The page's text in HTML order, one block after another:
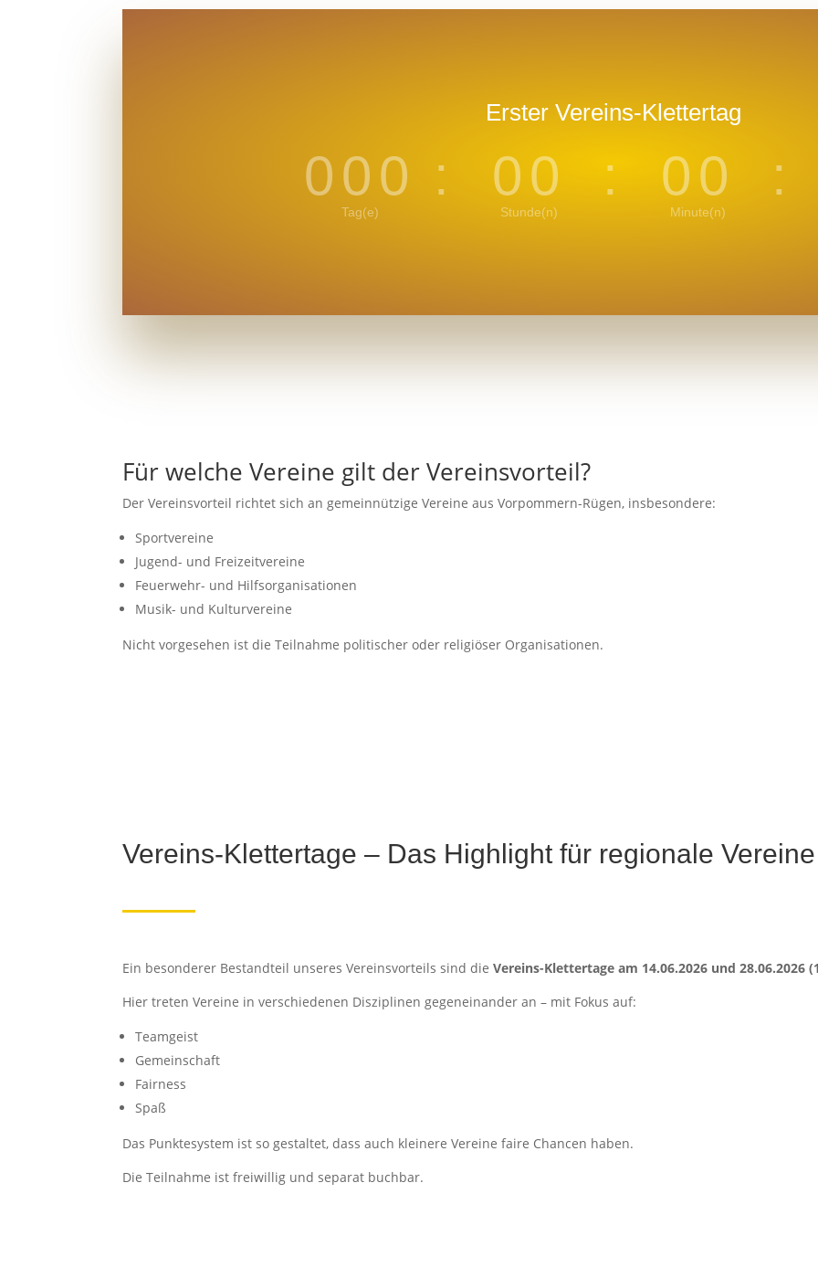
Erster Vereins-Klettertag
000
Tag(e)
: 00
Stunde(n)
: 00
Minute(n)
:
Für welche Vereine gilt der Vereinsvorteil?
Der Vereinsvorteil richtet sich an gemeinnützige Vereine aus Vorpommern-Rügen, insbesondere:
Sportvereine
Jugend- und Freizeitvereine
Feuerwehr- und Hilfsorganisationen
Musik- und Kulturvereine
Nicht vorgesehen ist die Teilnahme politischer oder religiöser Organisationen.
Vereins-Klettertage – Das Highlight für regionale Vereine
Ein besonderer Bestandteil unseres Vereinsvorteils sind dieVereins-Klettertage am 14.06.2026 und 28.06.2026
Hier treten Vereine in verschiedenen Disziplinen gegeneinander an – mit Fokus auf:
Teamgeist
Gemeinschaft
Fairness
Spaß
Das Punktesystem ist so gestaltet, dass auch kleinere Vereine faire Chancen haben.
Die Teilnahme ist freiwillig und separat buchbar.